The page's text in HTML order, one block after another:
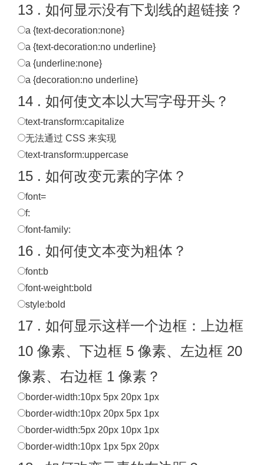
13 . 如何显示没有下划线的超链接？
a {text-decoration:none}
a {text-decoration:no underline}
a {underline:none}
a {decoration:no underline}
14 . 如何使文本以大写字母开头？
text-transform:capitalize
无法通过 CSS 来实现
text-transform:uppercase
15 . 如何改变元素的字体？
font=
f:
font-family:
16 . 如何使文本变为粗体？
font:b
font-weight:bold
style:bold
17 . 如何显示这样一个边框：上边框
10 像素、下边框 5 像素、左边框 20
像素、右边框 1 像素？
border-width:10px 5px 20px 1px
border-width:10px 20px 5px 1px
border-width:5px 20px 10px 1px
border-width:10px 1px 5px 20px